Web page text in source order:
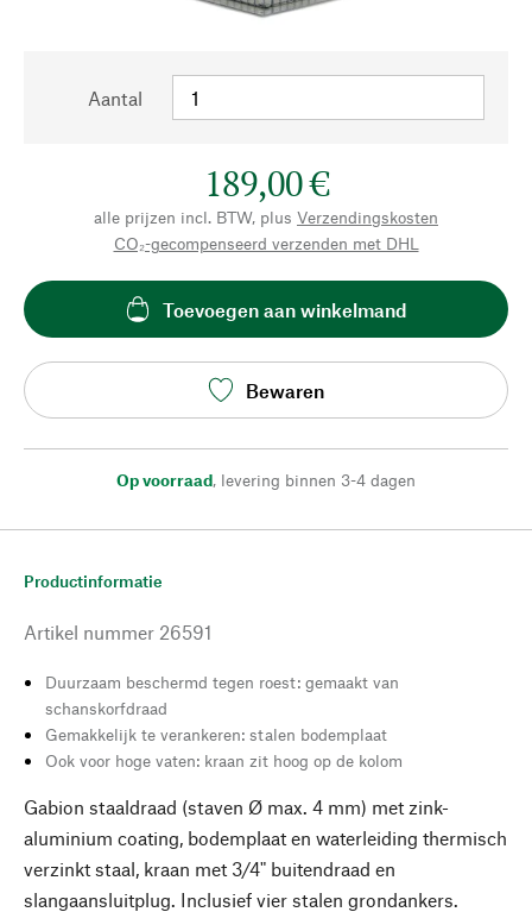
Aantal
189,00 €
alle prijzen incl. BTW, plus Verzendingskosten
CO₂-gecompenseerd verzenden met DHL
Toevoegen aan winkelmand
Bewaren
Op voorraad, levering binnen 3-4 dagen
Productinformatie
Artikel nummer 26591
Duurzaam beschermd tegen roest: gemaakt van
schanskorfdraad
Gemakkelijk te verankeren: stalen bodemplaat
Ook voor hoge vaten: kraan zit hoog op de kolom
Gabion staaldraad (staven Ø max. 4 mm) met zink-
aluminium coating, bodemplaat en waterleiding thermisch
verzinkt staal, kraan met 3/4" buitendraad en
slangaansluitplug. Inclusief vier stalen grondankers.